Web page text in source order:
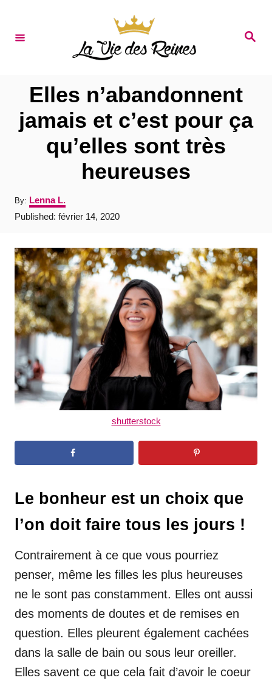
S
Elles n’abandonnent
jamais et c’est pour ça
qu’elles sont très
heureuses
By: A
u
t
o
r
Lenna L.
P
t
e
d
o
n
Published: février 14, 2020
shutterstock
Le bonheur est un choix que
l’on doit faire tous les jours !
Contrairement à ce que vous pourriez
penser, même les filles les plus heureuses
ne le sont pas constamment. Elles ont aussi
des moments de doutes et de remises en
question. Elles pleurent également cachées
dans la salle de bain ou sous leur oreiller.
Elles savent ce que cela fait d’avoir le coeur